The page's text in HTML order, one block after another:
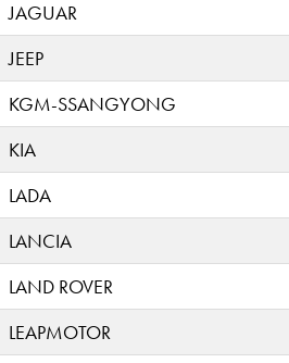
JAGUAR
JEEP
KGM-SSANGYONG
KIA
LADA
LANCIA
LAND ROVER
LEAPMOTOR